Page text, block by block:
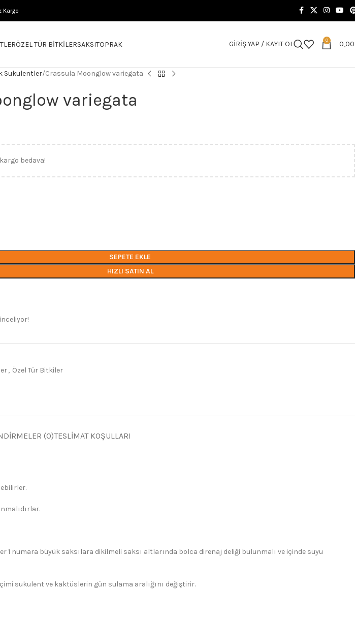
Kargo
ÖZEL TÜR BITKILERSAKSITOPRAK GIRIŞ YAP / KAYIT OL 0
Sukulentler Crassula Moonglow variegata
variegata
bedava!
SEPETE EKLE
HIZLI SATIN AL
, Özel Tür Bitkiler
(0)TESLIMAT KOŞULLARI
1 numara büyük saksılara dikilmeli saksı altlarında bolca direnaj deliği bulunmalı ve içinde suyu
sukulent ve kaktüslerin gün sulama aralığını değiştirir.